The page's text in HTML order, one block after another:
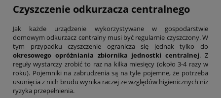
Czyszczenie odkurzacza centralnego
Jak każde urządzenie wykorzystywane w gospodarstwie
domowym odkurzacz centralny musi być regularnie czyszczony. W
tym przypadku czyszczenie ogranicza się jednak tylko do
okresowego opróżniania zbiornika jednostki centralnej. Z
reguły wystarczy zrobić to raz na kilka miesięcy (około 3-4 razy w
roku). Pojemniki na zabrudzenia są na tyle pojemne, że potrzeba
usunięcia z nich brudu wynika raczej ze względów higienicznych niż
ryzyka przepełnienia.